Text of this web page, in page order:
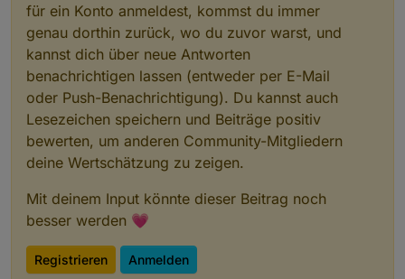
für ein Konto anmeldest, kommst du immer
genau dorthin zurück, wo du zuvor warst, und
kannst dich über neue Antworten
benachrichtigen lassen (entweder per E-Mail
oder Push-Benachrichtigung). Du kannst auch
Lesezeichen speichern und Beiträge positiv
bewerten, um anderen Community-Mitgliedern
deine Wertschätzung zu zeigen.
Mit deinem Input könnte dieser Beitrag noch
besser werden 💗
Registrieren Anmelden